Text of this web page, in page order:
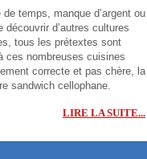
de temps, manque d’argent ou
découvrir d’autres cultures
tous les prétextes sont
ces nombreuses cuisines
correcte et pas chère, la
sandwich cellophane.
LIRE LA SUITE...